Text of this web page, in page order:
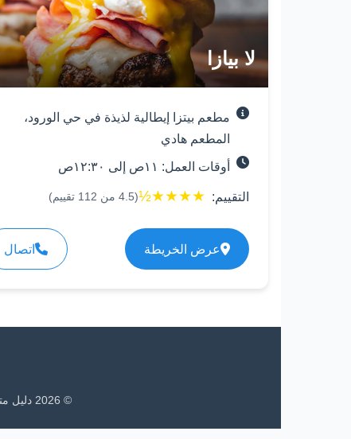
لا بيازا
مطعم بيتزا إيطالية لذيذة في حي الورود،
المطعم هادي
أوقات العمل: ١١ص إلى ١٢:٣٠ص
التقييم: ★
★
★
★
½
(
4.5 من 112 تقييم)
عرض الخريطة اتصال
©
2026 دليل